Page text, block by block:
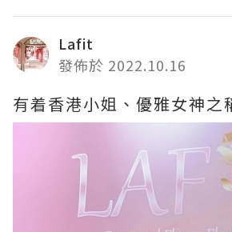
Lafit
發佈於 2022.10.16
有着香港小姐、優雅女神之